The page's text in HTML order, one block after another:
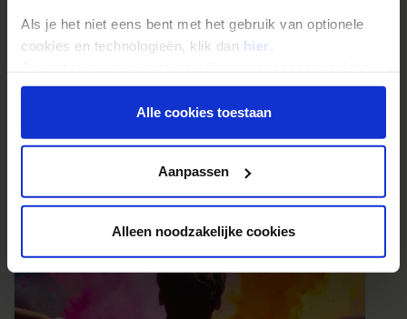
Als je het niet eens bent met het gebruik van optionele
cookies en technologieën, klik dan hier .
onder aan de pagina op elk gewenst moment voor de
toekomst wijzigen.Alle cookies toestaan
Aanpassen
Alleen noodzakelijke cookies
Mexico